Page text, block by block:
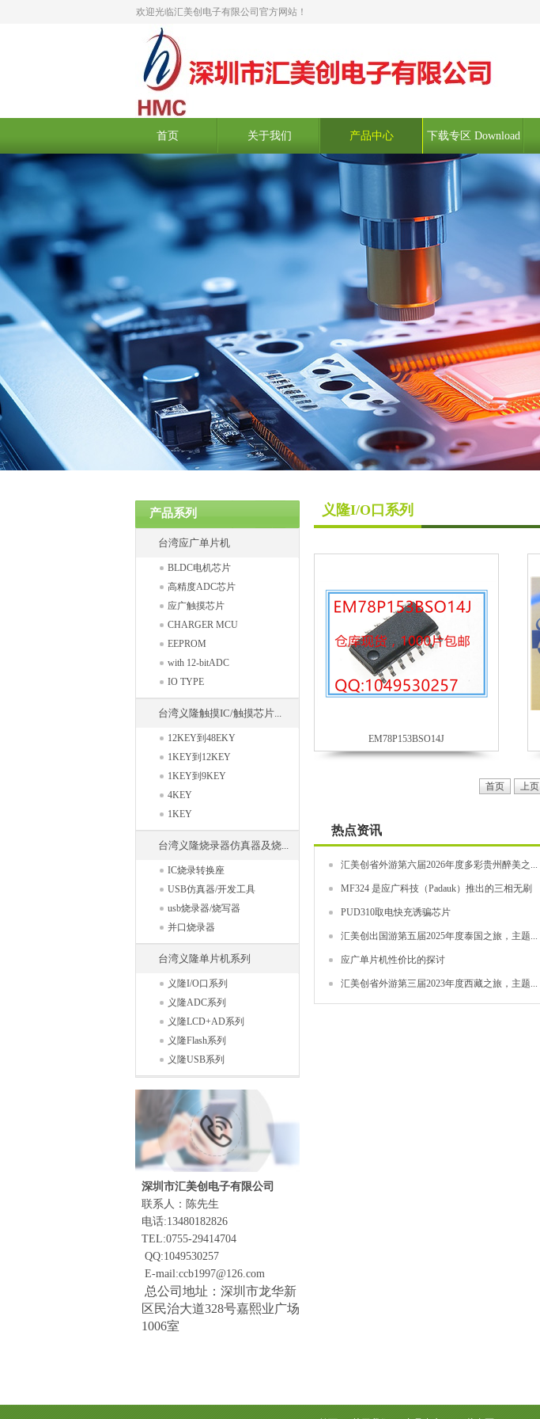
欢迎光临汇美创电子有限公司官方网站！
首页 关于我们 产品中心 下载专区 Download
热门关键词：
产品系列
台湾应广单片机
BLDC电机芯片
高精度ADC芯片
应广触摸芯片
CHARGER MCU
EEPROM
with 12-bitADC
IO TYPE
台湾义隆触摸IC/触摸芯片...
12KEY到48EKY
1KEY到12KEY
1KEY到9KEY
4KEY
1KEY
台湾义隆烧录器仿真器及烧...
IC烧录转换座
USB仿真器/开发工具
usb烧录器/烧写器
并口烧录器
台湾义隆单片机系列
义隆I/O口系列
义隆ADC系列
义隆LCD+AD系列
义隆Flash系列
义隆USB系列
深圳市汇美创电子有限公司
联系人：陈先生
电话:13480182826
TEL:0755-29414704
QQ:1049530257
E-mail:ccb1997@126.com
总公司地址：深圳市龙华新
区民治大道328号嘉熙业广场
1006室
义隆I/O口系列
EM78P153BSO14J
首页 上页
热点资讯
汇美创省外游第六届2026年度多彩贵州醉美之...
MF324 是应广科技（Padauk）推出的三相无刷
PUD310取电快充诱骗芯片
汇美创出国游第五届2025年度泰国之旅，主题...
应广单片机性价比的探讨
汇美创省外游第三届2023年度西藏之旅，主题...